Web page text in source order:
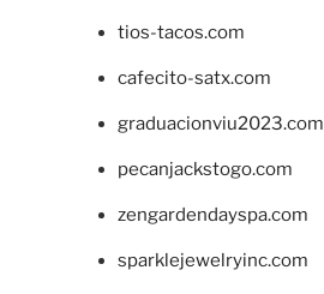
tios-tacos.com
cafecito-satx.com
graduacionviu2023.com
pecanjackstogo.com
zengardendayspa.com
sparklejewelryinc.com